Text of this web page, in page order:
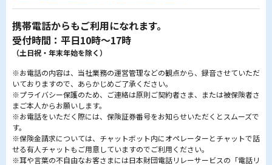
携帯電話からもご利用になれます。
受付時間：平日10時～17時
（土日祝・年末年始を除く）
※お電話の内容は、当社業務の運営管理などの観点から、録音させていただ
いておりますので、あらかじめご了承ください。
※プライバシー保護のため、ご連絡は原則ご契約者さま、または被保険者さ
まご本人からお願いします。
※お電話をいただく際には、保険証券番号をお知らせいただくとスムーズで
す。
※保険金請求については、チャットボット内にオペレーターとチャットで話
せる有人チャットもご用意していますのでご利用ください。
※耳や言葉の不自由なお客さまには日本財団電話リレーサービスの「電話リ